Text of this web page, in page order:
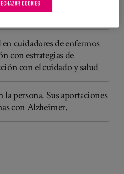
el bienestar de cuidadores
cuidadores de enfermos
con estrategias de
con el cuidado y salud
la persona. Sus aportaciones
con Alzheimer.
COOKIES